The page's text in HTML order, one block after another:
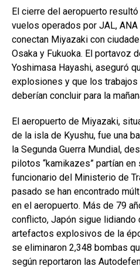
El cierre del aeropuerto
vuelos operados por JAL,
conectan Miyazaki con
Osaka y Fukuoka. El portavoz
Yoshimasa Hayashi, aseguró
explosiones y que los
deberían concluir para la
El aeropuerto de Miyazaki,
de la isla de Kyushu, fue una
la Segunda Guerra Mundial,
pilotos “kamikazes” partían
funcionario del Ministerio de
pasado se han encontrado
en el aeropuerto. Más de 79
conflicto, Japón sigue lidiando
artefactos explosivos de la
se eliminaron 2,348 bombas
según reportaron las